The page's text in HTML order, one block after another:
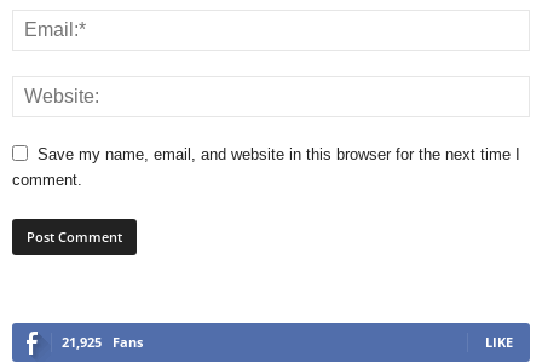
Save my name, email, and website in this browser for the next time I
comment.
21,925 Fans LIKE